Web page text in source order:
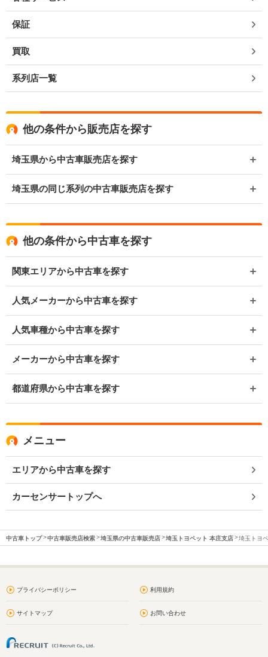
保証
買取
系列店一覧
他の条件から販売店を探す
埼玉県から中古車販売店を探す
埼玉県の同じ系列の中古車販売店を探す
他の条件から中古車を探す
関東エリアから中古車を探す
人気メーカーから中古車を探す
人気車種から中古車を探す
メーカーから中古車を探す
都道府県から中古車を探す
メニュー
エリアから中古車を探す
カーセンサートップへ
中古車トップ 中古車販売店検索 埼玉県の中古車販売店 埼玉トヨペット 本庄支店 埼玉トヨ
プライバシーポリシー 利用規約
サイトマップ お問い合わせ